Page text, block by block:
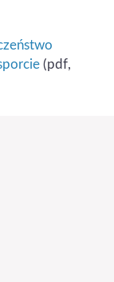
(pdf,